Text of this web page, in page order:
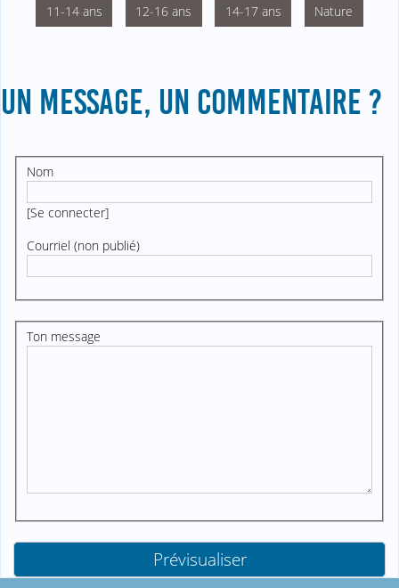
11-14 ans 12-16 ans 14-17 ans Nature
UN MESSAGE, UN COMMENTAIRE ?
Nom
[Se connecter]
Courriel (non publié)
Ton message